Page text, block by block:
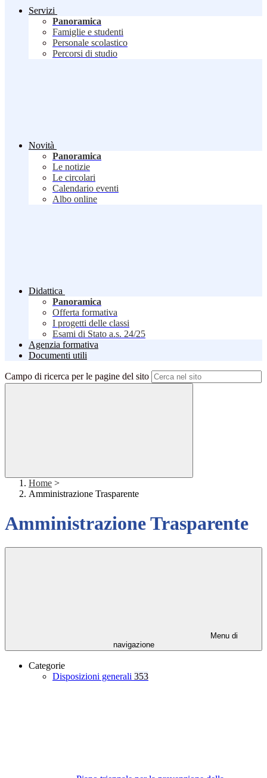
Servizi
Panoramica
Famiglie e studenti
Personale scolastico
Percorsi di studio
Novità
Panoramica
Le notizie
Le circolari
Calendario eventi
Albo online
Didattica
Panoramica
Offerta formativa
I progetti delle classi
Esami di Stato a.s. 24/25
Agenzia formativa
Documenti utili
Campo di ricerca per le pagine del sito
Home >
Amministrazione Trasparente
Amministrazione Trasparente
Menu di
navigazione
Categorie
Disposizioni generali 353